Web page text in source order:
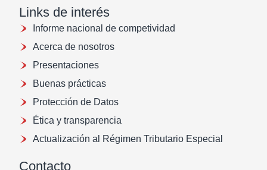
Links de interés
Informe nacional de competividad
Acerca de nosotros
Presentaciones
Buenas prácticas
Protección de Datos
Ética y transparencia
Actualización al Régimen Tributario Especial
Contacto